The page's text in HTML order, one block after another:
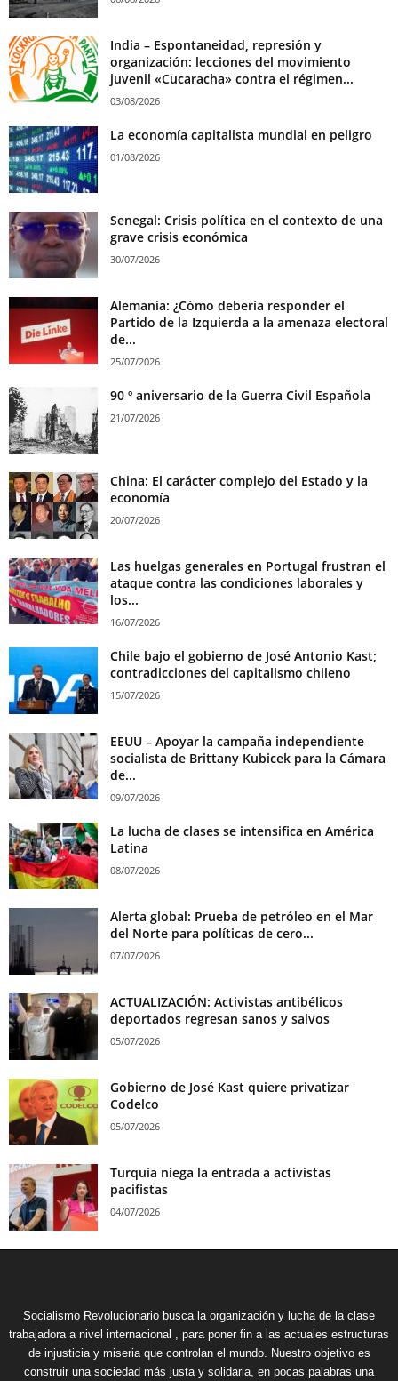
India – Espontaneidad, represión y
organización: lecciones del movimiento
juvenil «Cucaracha» contra el régimen...
03/08/2026
La economía capitalista mundial en peligro
01/08/2026
Senegal: Crisis política en el contexto de una
grave crisis económica
30/07/2026
Alemania: ¿Cómo debería responder el
Partido de la Izquierda a la amenaza electoral
de...
25/07/2026
90 º aniversario de la Guerra Civil Española
21/07/2026
China: El carácter complejo del Estado y la
economía
20/07/2026
Las huelgas generales en Portugal frustran el
ataque contra las condiciones laborales y
los...
16/07/2026
Chile bajo el gobierno de José Antonio Kast;
contradicciones del capitalismo chileno
15/07/2026
EEUU – Apoyar la campaña independiente
socialista de Brittany Kubicek para la Cámara
de...
09/07/2026
La lucha de clases se intensifica en América
Latina
08/07/2026
Alerta global: Prueba de petróleo en el Mar
del Norte para políticas de cero...
07/07/2026
ACTUALIZACIÓN: Activistas antibélicos
deportados regresan sanos y salvos
05/07/2026
Gobierno de José Kast quiere privatizar
Codelco
05/07/2026
Turquía niega la entrada a activistas
pacifistas
04/07/2026
Socialismo Revolucionario busca la organización y lucha de la clase
trabajadora a nivel internacional , para poner fin a las actuales estructuras
de injusticia y miseria que controlan el mundo. Nuestro objetivo es
construir una sociedad más justa y solidaria, en pocas palabras una